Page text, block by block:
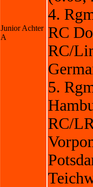
Junior Achter
A
4.
RC
RC/
5.
RC/